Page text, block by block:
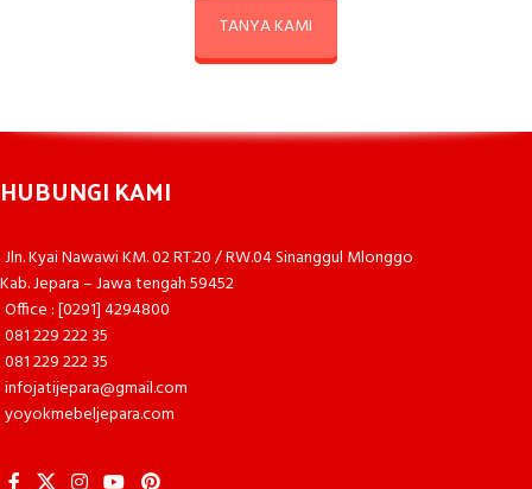
TANYA KAMI
HUBUNGI KAMI
Jln. Kyai Nawawi KM. 02 RT.20 / RW.04 Sinanggul Mlonggo
Kab. Jepara – Jawa tengah 59452
Office : [0291] 4294800
081 229 222 35
081 229 222 35
infojatijepara@gmail.com
yoyokmebeljepara.com